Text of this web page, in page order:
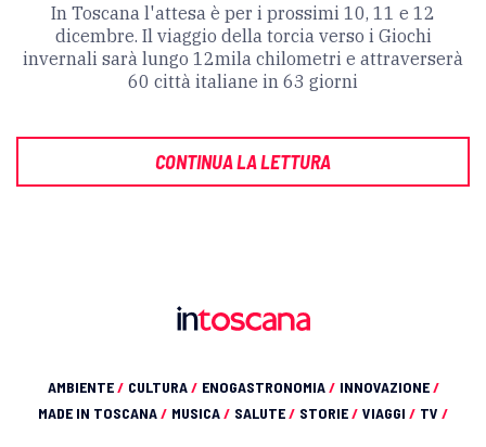
In Toscana l'attesa è per i prossimi 10, 11 e 12
dicembre. Il viaggio della torcia verso i Giochi
invernali sarà lungo 12mila chilometri e attraverserà
60 città italiane in 63 giorni
CONTINUA LA LETTURA
AMBIENTE/ CULTURA/ ENOGASTRONOMIA/ INNOVAZIONE/
MADE IN TOSCANA/ MUSICA/ SALUTE/ STORIE/ VIAGGI / TV /